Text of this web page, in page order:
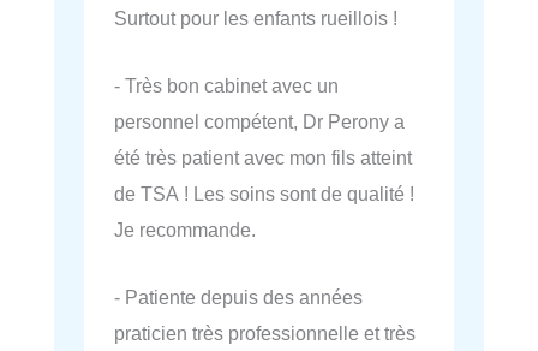
Surtout pour les enfants rueillois !
- Très bon cabinet avec un
personnel compétent, Dr Perony a
été très patient avec mon fils atteint
de TSA ! Les soins sont de qualité !
Je recommande.
- Patiente depuis des années
praticien très professionnelle et très